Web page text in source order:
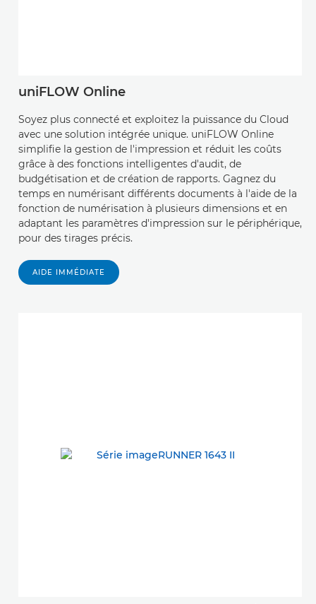
uniFLOW Online
Soyez plus connecté et exploitez la puissance du Cloud
avec une solution intégrée unique. uniFLOW Online
simplifie la gestion de l'impression et réduit les coûts
grâce à des fonctions intelligentes d'audit, de
budgétisation et de création de rapports. Gagnez du
temps en numérisant différents documents à l'aide de la
fonction de numérisation à plusieurs dimensions et en
adaptant les paramètres d'impression sur le périphérique,
pour des tirages précis.
AIDE IMMÉDIATE